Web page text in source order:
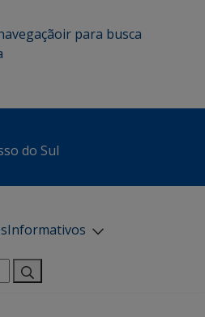
ir para busca
do Sul
Informativos